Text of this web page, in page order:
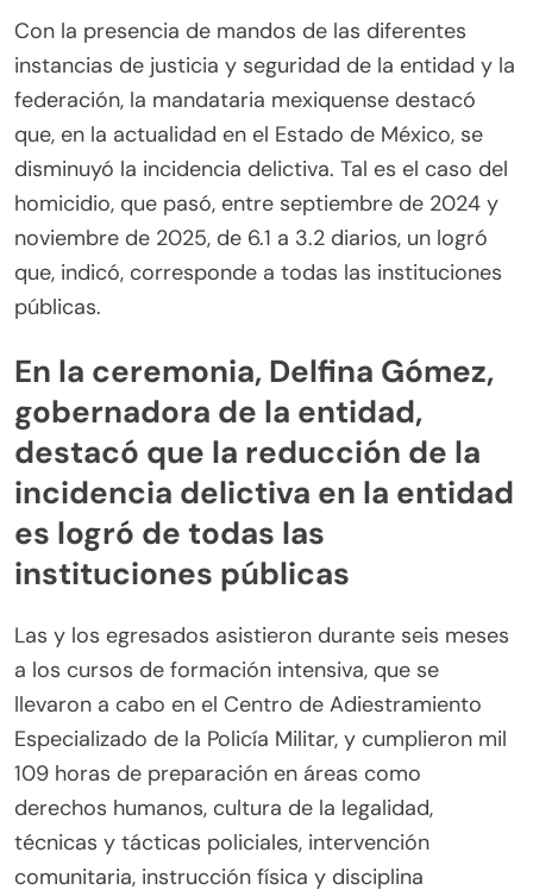
Con la presencia de mandos de las diferentes
instancias de justicia y seguridad de la entidad y la
federación, la mandataria mexiquense destacó
que, en la actualidad en el Estado de México, se
disminuyó la incidencia delictiva. Tal es el caso del
homicidio, que pasó, entre septiembre de 2024 y
noviembre de 2025, de 6.1 a 3.2 diarios, un logró
que, indicó, corresponde a todas las instituciones
públicas.
En la ceremonia, Delfina Gómez,
gobernadora de la entidad,
destacó que la reducción de la
incidencia delictiva en la entidad
es logró de todas las
instituciones públicas
Las y los egresados asistieron durante seis meses
a los cursos de formación intensiva, que se
llevaron a cabo en el Centro de Adiestramiento
Especializado de la Policía Militar, y cumplieron mil
109 horas de preparación en áreas como
derechos humanos, cultura de la legalidad,
técnicas y tácticas policiales, intervención
comunitaria, instrucción física y disciplina